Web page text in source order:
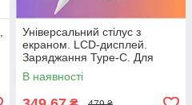
Універсальний стілус з
екраном. LCD-дисплей.
Заряджання Type-C. Для
Windows, Android та IOS.
Білий
В наявності